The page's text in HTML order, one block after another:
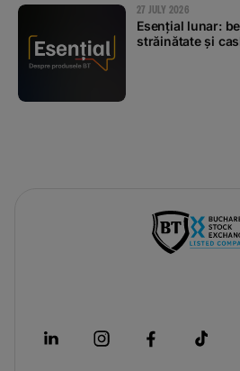
27 JULY 2026
Esențial lunar:
străinătate și